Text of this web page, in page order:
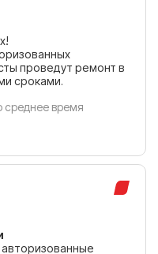
проведут ремонт в
сроками.
среднее время